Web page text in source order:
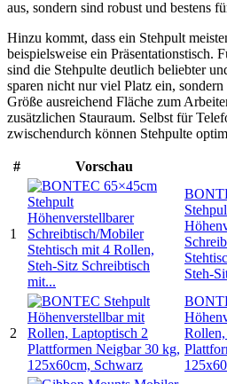
aus, sondern sind robust und bestens
Hinzu kommt, dass ein Stehpult
beispielsweise ein Präsentationstisch.
sind die Stehpulte deutlich beliebter
sparen nicht nur viel Platz ein,
Größe ausreichend Fläche zum
zusätzlichen Stauraum. Selbst für
zwischendurch können Stehpulte
# Vorschau
1
Steh-
2